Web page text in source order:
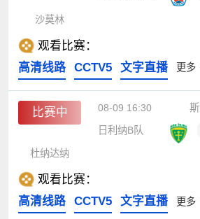
沙莫林
观看比赛：
高清线路
CCTV5 文字直播 更多
比赛中 08-09 16:30
日利纳B队
杜纳达纳
观看比赛：
高清线路
CCTV5 文字直播 更多